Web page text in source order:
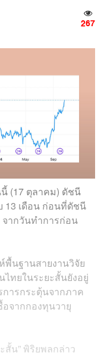
267
(17 ตุลาคม) ดัชนี
13 เดือน ก่อนที่ดัชนี
จากวันทำการก่อน
พื้นฐานสายงานวิจัย
ทยในระยะสั้นยังอยู่
ารกระตุ้นจากภาค
จากกองทุนวายุ
สั้น” พิริยพลกล่าว